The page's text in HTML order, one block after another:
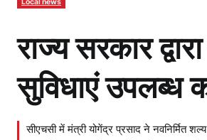
Local news
राज्य सरकार
सुविधाएं उपलब्ध
सीएचसी में मंत्री योगेंद्र प्रसाद ने नवनिर्मित